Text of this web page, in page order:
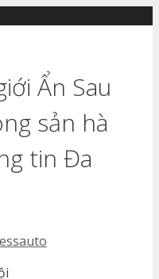
Ẩn Sau
sản hà
tin Đa